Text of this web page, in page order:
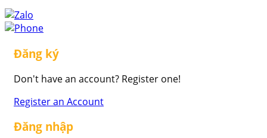
Đăng ký
Don't have an account? Register one!
Register an Account
Đăng nhập